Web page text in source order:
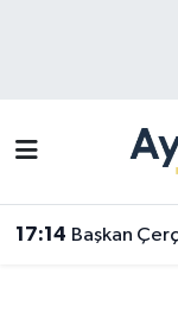
17:14 Başkan
Efeler
Süper Lig